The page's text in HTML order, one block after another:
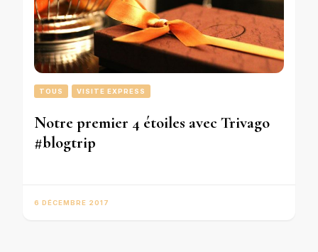
TOUS VISITE EXPRESS
Notre premier 4 étoiles avec Trivago
#blogtrip
6 DÉCEMBRE 2017